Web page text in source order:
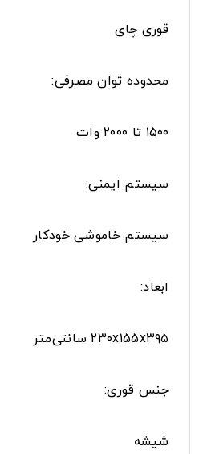
قوری چای
محدوده توان مصرفی:
۱۵۰۰ تا ۲۰۰۰ وات
سیستم ایمنی:
سیستم خاموشی خودکار
ابعاد:
۲۳۰x۱۵۵x۳۹۵ سانتی‌متر
جنس قوری:
شیشه